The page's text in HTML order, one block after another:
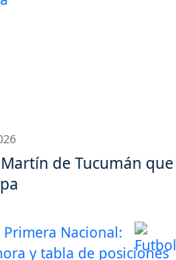
de Tucumán que